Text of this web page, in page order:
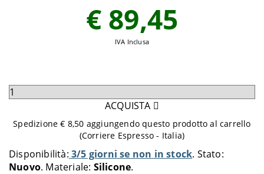
Disponibilità: 3/5 giorni se non in stock Stato:
Nuovo Materiale: Silicone
€ 89,45
IVA Inclusa
Seleziona
aggiungere
carrello
ACQUISTA
Spedizione € 8,50 aggiungendo questo prodotto al carrello
(Corriere Espresso - Italia)